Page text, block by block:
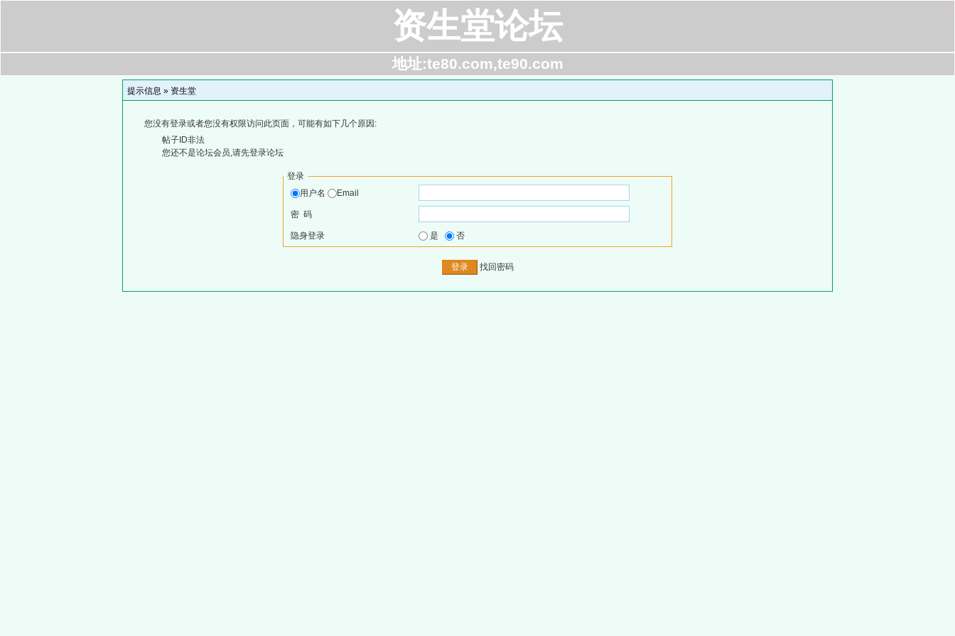
资生堂论坛
地址:te80.com,te90.com
提示信息 » 资生堂
您没有登录或者您没有权限访问此页面，可能有如下几个原因:
帖子ID非法
您还不是论坛会员,请先登录论坛
登录
用户名
Email
密 码
隐身登录 是 否
找回密码